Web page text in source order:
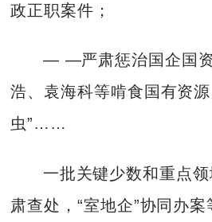
政正职案件；
— —严肃惩治国企国
浩、袁海科等啃食国有资
虫”……
一批关键少数和重点
肃查处，“室地企”协同办